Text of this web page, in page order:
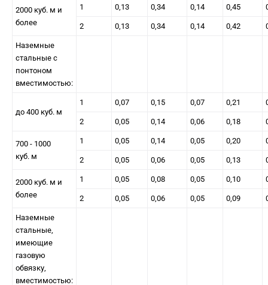
2000 куб. м и
более
1 0,13 0,34 0,14 0,45
2 0,13 0,34 0,14 0,42
Наземные
стальные с
понтоном
вместимостью:
до 400 куб. м
1 0,07 0,15 0,07 0,21
2 0,05 0,14 0,06 0,18
700 - 1000
куб. м
1 0,05 0,14 0,05 0,20
2 0,05 0,06 0,05 0,13
2000 куб. м и
более
1 0,05 0,08 0,05 0,10
2 0,05 0,06 0,05 0,09
Наземные
стальные,
имеющие
газовую
обвязку,
вместимостью: